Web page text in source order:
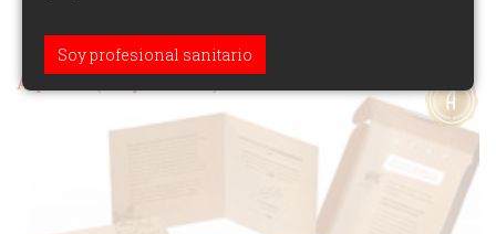
Aspid Oro (autopublicidad)
Soy profesional sanitario